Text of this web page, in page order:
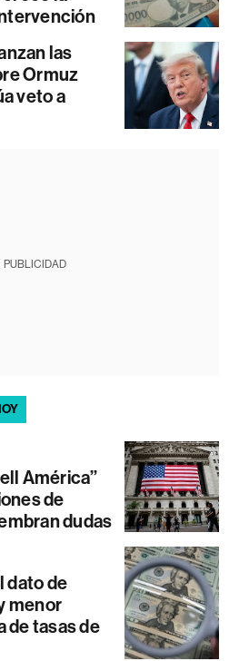
las
Ormuz
veto a
PUBLICIDAD
América”
de
dudas
dato de
menor
de tasas de